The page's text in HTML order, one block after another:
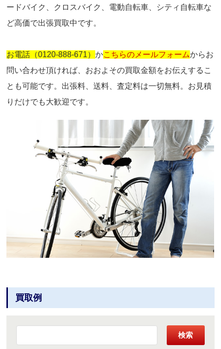
ードバイク、クロスバイク、電動自転車、シティ自転車な
ど高価で出張買取中です。
お電話（0120-888-671）かこちらのメールフォームからお
問い合わせ頂ければ、おおよその買取金額をお伝えするこ
とも可能です。出張料、送料、査定料は一切無料。お見積
りだけでも大歓迎です。
買取例
検索